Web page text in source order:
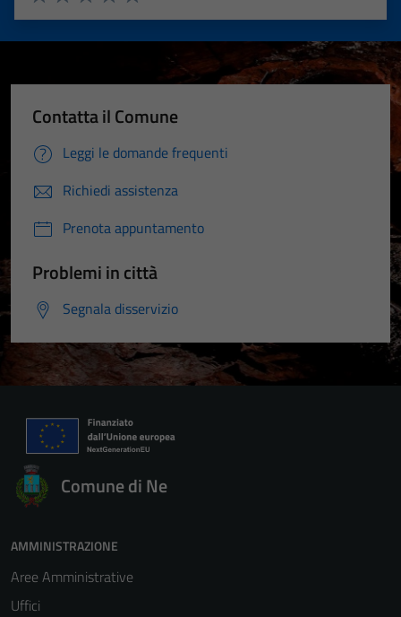
Valuta 5 stelle su 5
Valuta 4 stelle su 5
Valuta 3 stelle su 5
Valuta 2 stelle su 5
Valuta 1 stelle su 5
Contatta il Comune
Leggi le domande frequenti
Richiedi assistenza
Prenota appuntamento
Problemi in città
Segnala disservizio
Comune di Ne
AMMINISTRAZIONE
Aree Amministrative
Uffici